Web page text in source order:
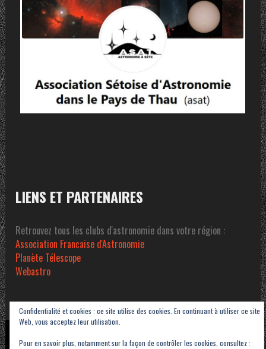
LIENS ET PARTENAIRES
Retrouvez tous les clubs d'astronomie dans votre région :
Association Francaise d'Astronomie
Planète Télescope
Webastro
Copyright © 2023-2026 Association Sétoise d'Astronomie dans le Pays de Thau -
Confidentialité et cookies : ce site utilise des cookies. En continuant à utiliser ce site
Web, vous acceptez leur utilisation.
Pour en savoir plus, notamment sur la façon de contrôler les cookies, consultez :